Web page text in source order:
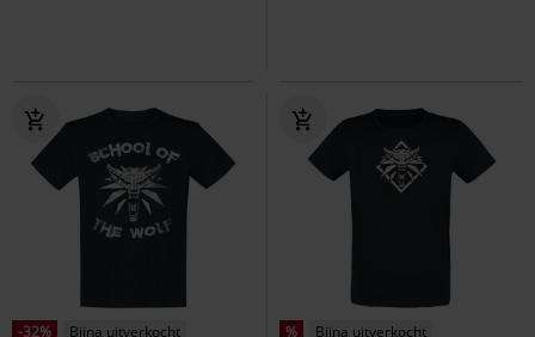
-32% Bijna uitverkocht % Bijna uitverkocht